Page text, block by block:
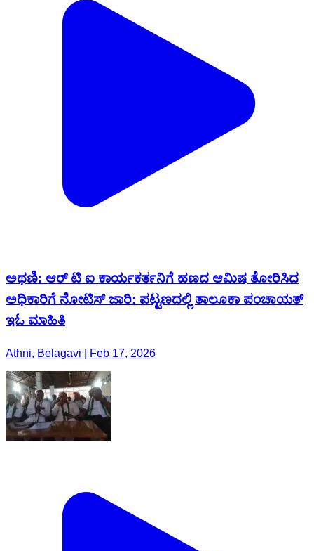
ಅಥಣಿ: ಆರ್ ಟಿ ಐ ಕಾರ್ಯಕರ್ತನಿಗೆ ಹಣದ ಆಮಿಷ ತೋರಿಸಿದ
ಅಧಿಕಾರಿಗೆ ನೋಟಿಸ್ ಜಾರಿ: ಪಟ್ಟಣದಲ್ಲಿ ತಾಲೂಕಾ ಪಂಚಾಯತ್
ಇಓ ಮಾಹಿತಿ
Athni, Belagavi | Feb 17, 2026